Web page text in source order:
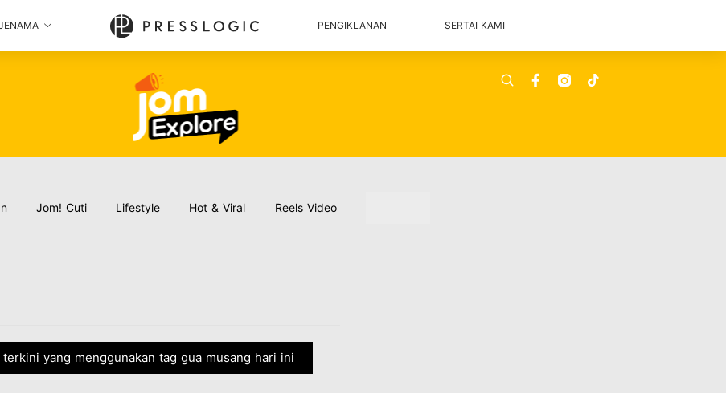
PENGIKLANAN SERTAI KAMI
Jom! Cuti Lifestyle Hot & Viral Reels Video
yang menggunakan tag gua musang hari ini